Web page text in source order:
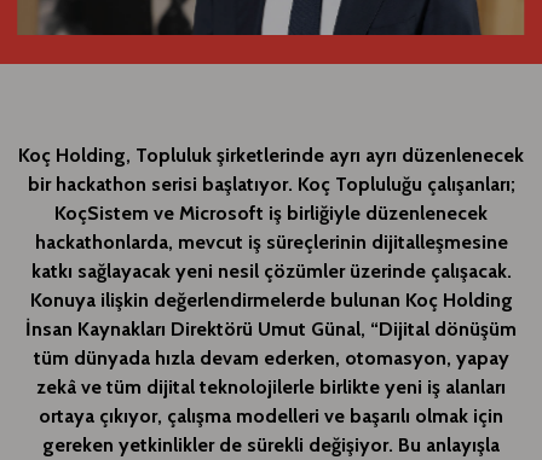
Koç Holding, Topluluk şirketlerinde ayrı ayrı düzenlenecek
bir hackathon serisi başlatıyor. Koç Topluluğu çalışanları;
KoçSistem ve Microsoft iş birliğiyle düzenlenecek
hackathonlarda, mevcut iş süreçlerinin dijitalleşmesine
katkı sağlayacak yeni nesil çözümler üzerinde çalışacak.
Konuya ilişkin değerlendirmelerde bulunan Koç Holding
İnsan Kaynakları Direktörü Umut Günal, “Dijital dönüşüm
tüm dünyada hızla devam ederken, otomasyon, yapay
zekâ ve tüm dijital teknolojilerle birlikte yeni iş alanları
ortaya çıkıyor, çalışma modelleri ve başarılı olmak için
gereken yetkinlikler de sürekli değişiyor. Bu anlayışla